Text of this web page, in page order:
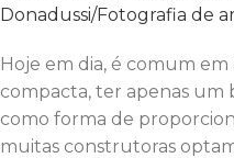
Hoje em dia, é comum
compacta, ter apenas um
como forma de
muitas construtoras